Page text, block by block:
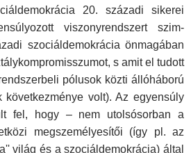
20. századi sikerei
viszonyrendszert szim­
szociáldemokrácia önmagában
s amit el tudott
pólusok közti állóháború
következ­ménye volt). Az egyensúly
fel, hogy – nem utolsósorban a
megszemélyesítői (így pl. az
világ és a szociáldemokrácia) által